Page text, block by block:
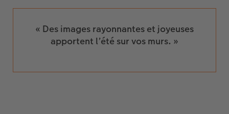
« Des images rayonnantes et joyeuses
apportent l’été sur vos murs. »